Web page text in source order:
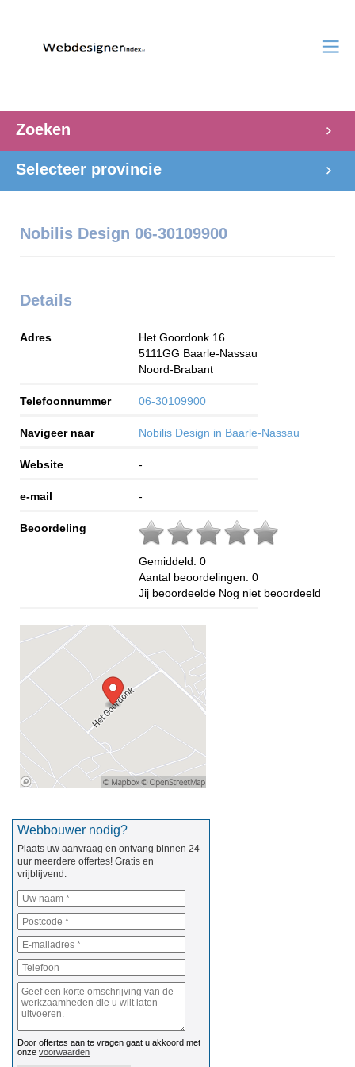
Zoeken
Selecteer provincie
Nobilis Design 06-30109900
Details
Adres
Het Goordonk 16
5111GG Baarle-Nassau
Noord-Brabant
Telefoonnummer 06-30109900
Navigeer naar Nobilis Design in Baarle-Nassau
Website -
e-mail -
Beoordeling
Gemiddeld: 0
Aantal beoordelingen: 0
Jij beoordeelde Nog niet beoordeeld